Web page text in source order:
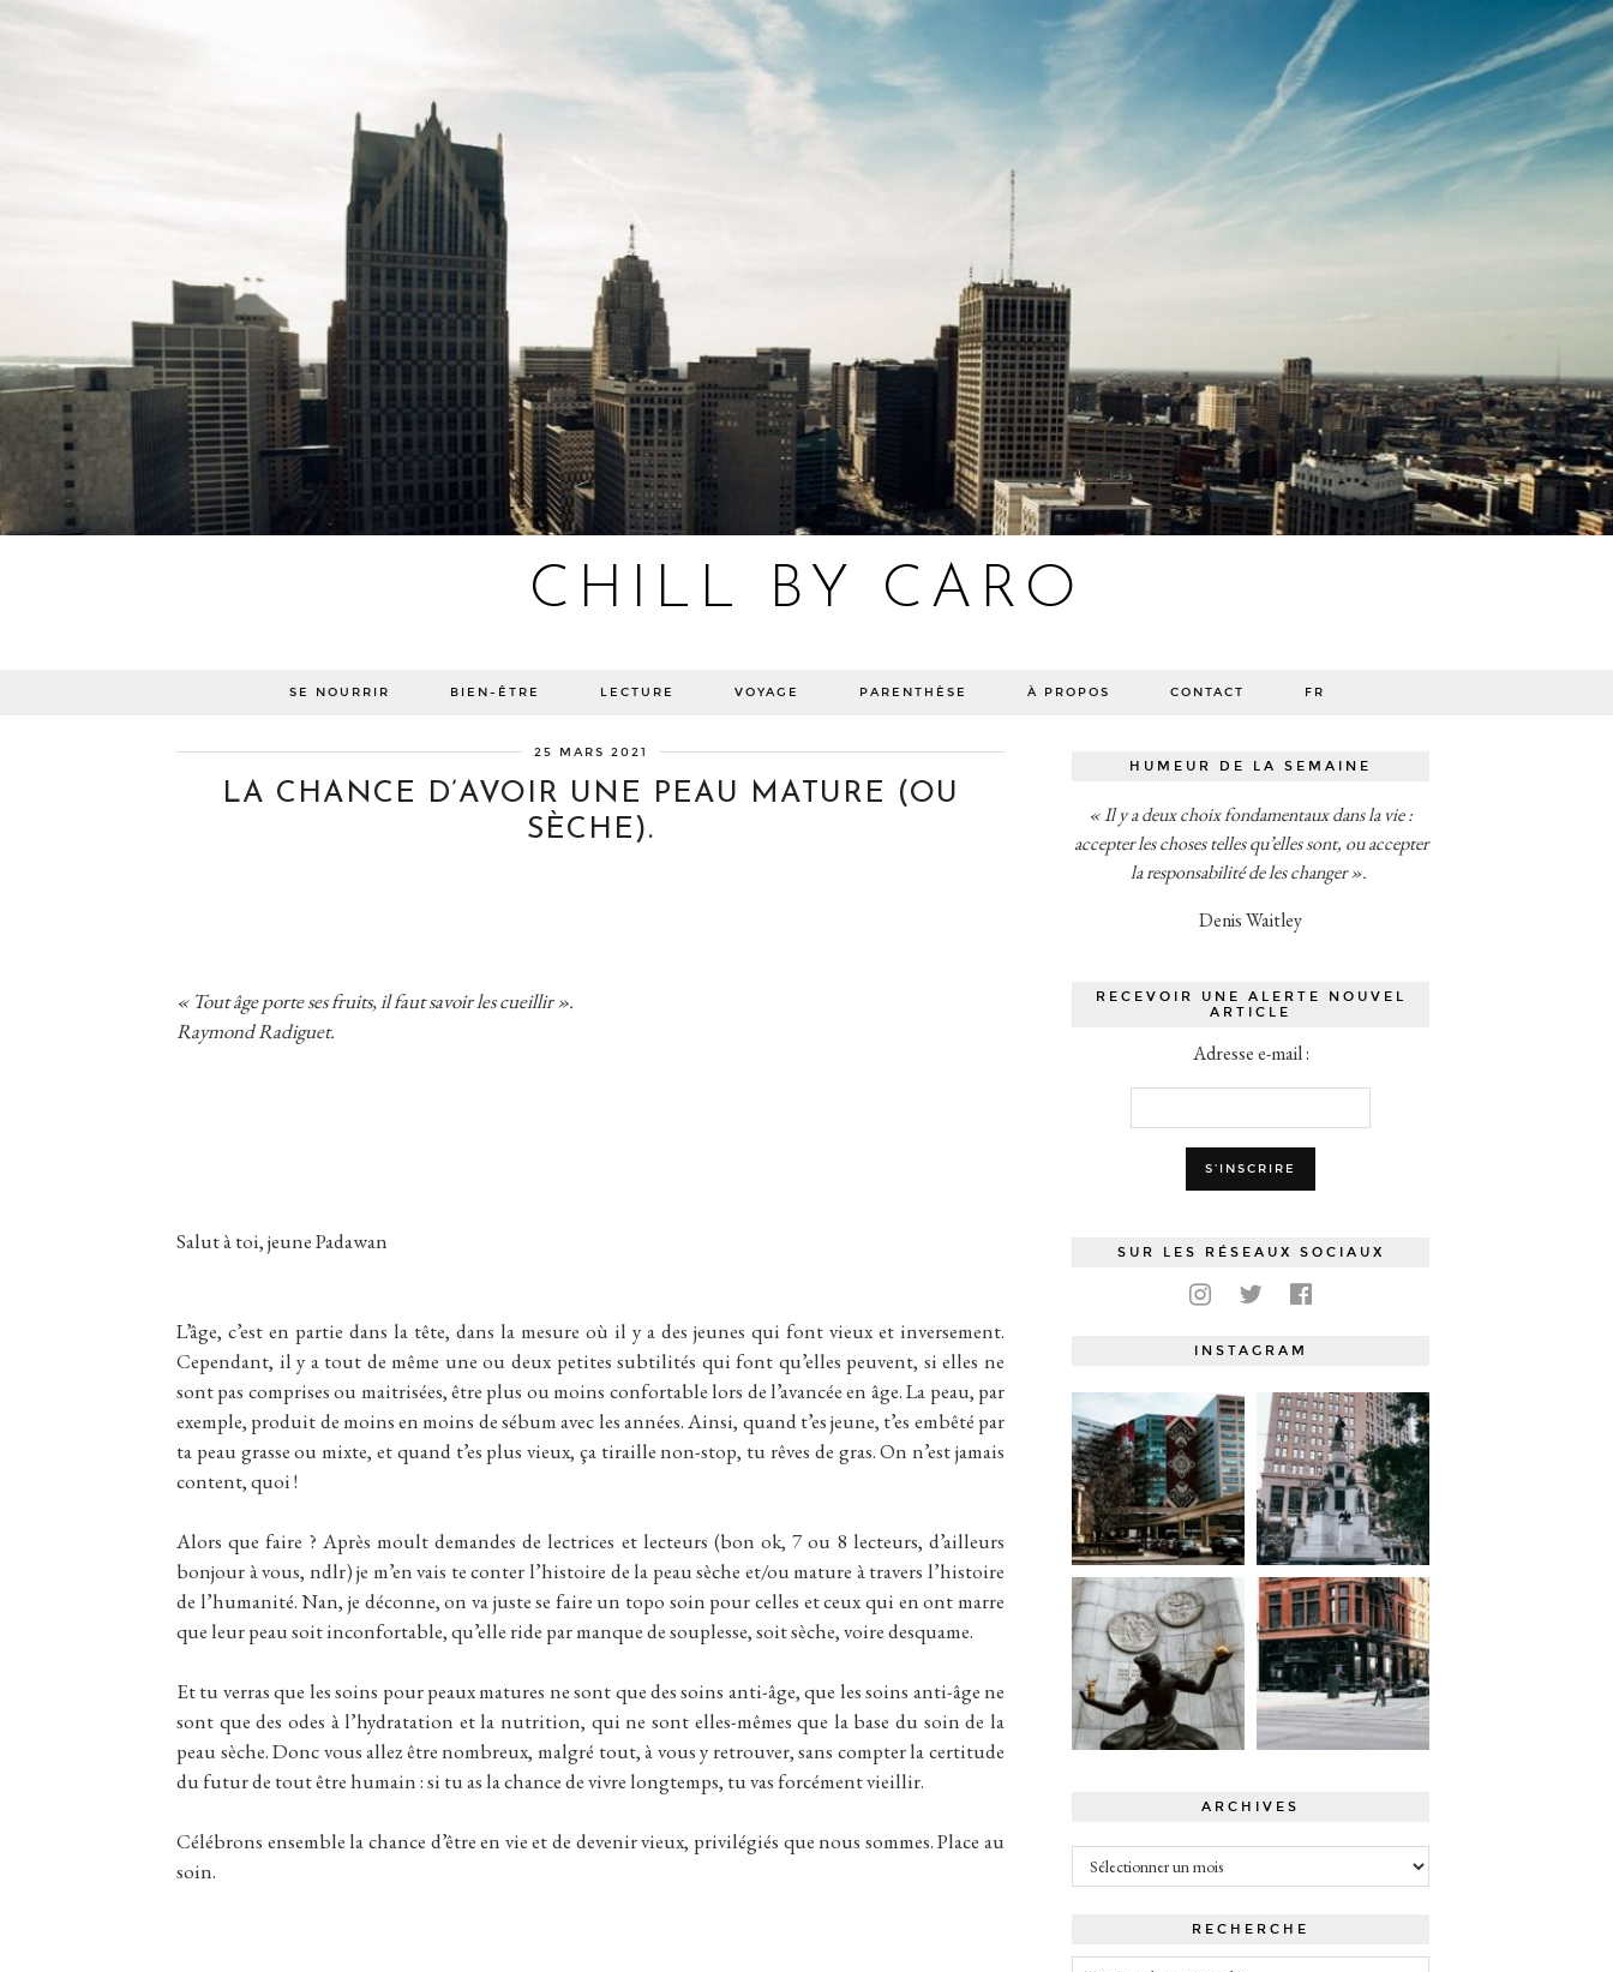
CHILL BY CARO
SE NOURRIR BIEN-ÊTRE LECTURE VOYAGE PARENTHÈSE À PROPOS CONTACT FR
25 MARS 2021
LA CHANCE D’AVOIR UNE PEAU MATURE (OU
SÈCHE).
« Tout âge porte ses fruits, il faut savoir les cueillir ».
Raymond Radiguet.
Salut à toi, jeune Padawan
L’âge, c’est en partie dans la tête, dans la mesure où il y a des jeunes qui font vieux et inversement.
Cependant, il y a tout de même une ou deux petites subtilités qui font qu’elles peuvent, si elles ne
sont pas comprises ou maitrisées, être plus ou moins confortable lors de l’avancée en âge. La peau, par
exemple, produit de moins en moins de sébum avec les années. Ainsi, quand t’es jeune, t’es embêté par
ta peau grasse ou mixte, et quand t’es plus vieux, ça tiraille non-stop, tu rêves de gras. On n’est jamais
content, quoi !
Alors que faire ? Après moult demandes de lectrices et lecteurs (bon ok, 7 ou 8 lecteurs, d’ailleurs
bonjour à vous, ndlr) je m’en vais te conter l’histoire de la peau sèche et/ou mature à travers l’histoire
de l’humanité. Nan, je déconne, on va juste se faire un topo soin pour celles et ceux qui en ont marre
que leur peau soit inconfortable, qu’elle ride par manque de souplesse, soit sèche, voire desquame.
Et tu verras que les soins pour peaux matures ne sont que des soins anti-âge, que les soins anti-âge ne
sont que des odes à l’hydratation et la nutrition, qui ne sont elles-mêmes que la base du soin de la
peau sèche. Donc vous allez être nombreux, malgré tout, à vous y retrouver, sans compter la certitude
du futur de tout être humain : si tu as la chance de vivre longtemps, tu vas forcément vieillir.
Célébrons ensemble la chance d’être en vie et de devenir vieux, privilégiés que nous sommes. Place au
soin.
HUMEUR DE LA SEMAINE
« Il y a deux choix fondamentaux dans la vie :
accepter les choses telles qu’elles sont, ou accepter
la responsabilité de les changer ».
Denis Waitley
RECEVOIR UNE ALERTE NOUVEL
ARTICLE
Adresse e-mail :
SUR LES RÉSEAUX SOCIAUX
INSTAGRAM
ARCHIVES
Archives
RECHERCHE